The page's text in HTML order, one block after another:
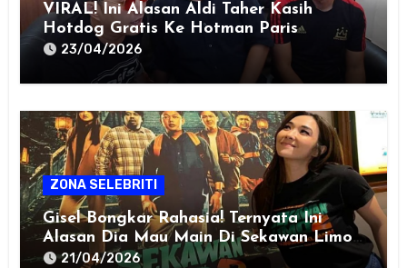
VIRAL! Ini Alasan Aldi Taher Kasih
Hotdog Gratis Ke Hotman Paris
23/04/2026
ZONA SELEBRITI
Gisel Bongkar Rahasia! Ternyata Ini
Alasan Dia Mau Main Di Sekawan Limo
2 21/04/2026